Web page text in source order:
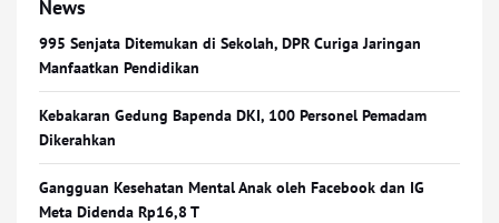
News
995 Senjata Ditemukan di Sekolah, DPR Curiga Jaringan
Manfaatkan Pendidikan
Kebakaran Gedung Bapenda DKI, 100 Personel Pemadam
Dikerahkan
Gangguan Kesehatan Mental Anak oleh Facebook dan IG
Meta Didenda Rp16,8 T